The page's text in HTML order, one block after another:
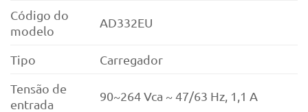
Código do
modelo
AD332EU
Tipo
Carregador
Tensão de
entrada
90~264 Vca ~ 47/63 Hz, 1,1 A